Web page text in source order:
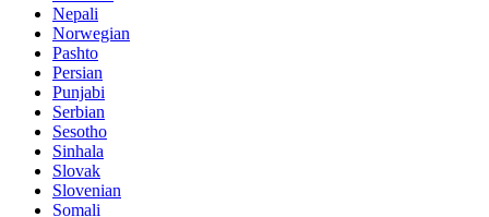
Nepali
Norwegian
Pashto
Persian
Punjabi
Serbian
Sesotho
Sinhala
Slovak
Slovenian
Somali